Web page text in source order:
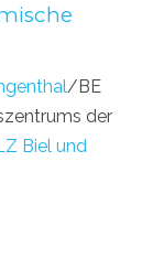
/BE
der
Biel und